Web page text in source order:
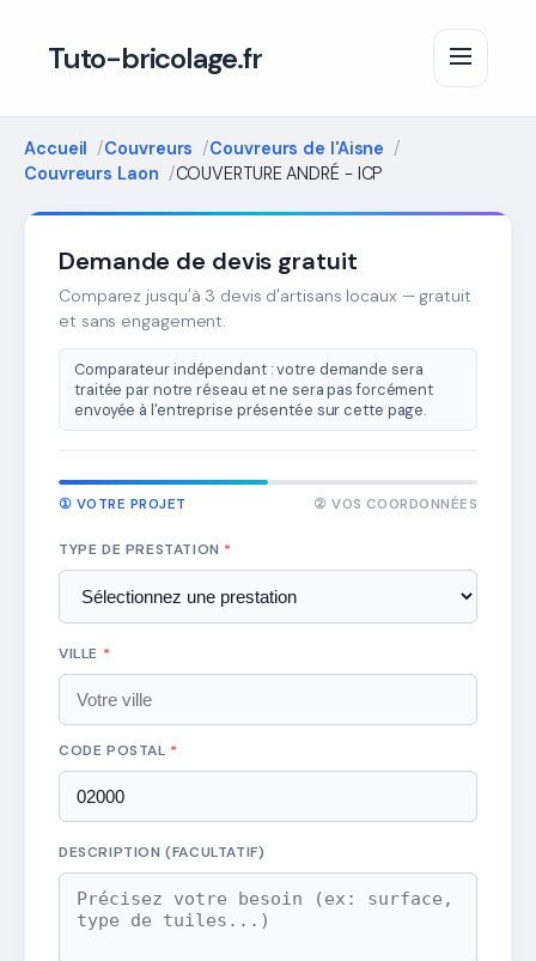
Tuto-bricolage.fr
Accueil Couvreurs
Couvreurs de l'Aisne
Couvreurs Laon
COUVERTURE ANDRÉ - ICP
Demande de devis gratuit
Comparez jusqu'à 3 devis d'artisans locaux — gratuit
et sans engagement.
Comparateur indépendant : votre demande sera
traitée par notre réseau et ne sera pas forcément
envoyée à l'entreprise présentée sur cette page.
① VOTRE PROJET ② VOS COORDONNÉES
TYPE DE PRESTATION *
VILLE *
CODE POSTAL *
DESCRIPTION (FACULTATIF)